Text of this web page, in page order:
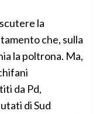
la
che, sulla
la poltrona. Ma,
da Pd,
di Sud